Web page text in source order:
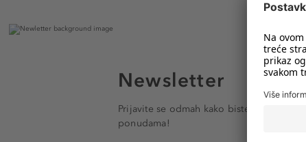
Newsletter
Prijavite se odmah kako biste e-mailom
ponudama!